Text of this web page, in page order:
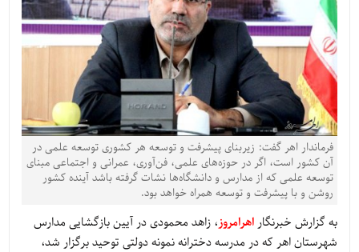
فرماندار اهر گفت: زیربنای پیشرفت و توسعه هر کشوری توسعه علمی در
آن کشور است، اگر در حوزه‌های علمی، فن‌آوری، عمرانی و اجتماعی مبنای
توسعه علمی که از مدارس و دانشگاه‌ها نشات گرفته باشد آینده کشور
روشن و با پیشرفت و توسعه همراه خواهد بود.
به گزارش خبرنگاراهرامروز، زاهد محمودی در آیین بازگشایی مدارس
شهرستان اهر که در مدرسه دخترانه نمونه دولتی توحید برگزار شد،